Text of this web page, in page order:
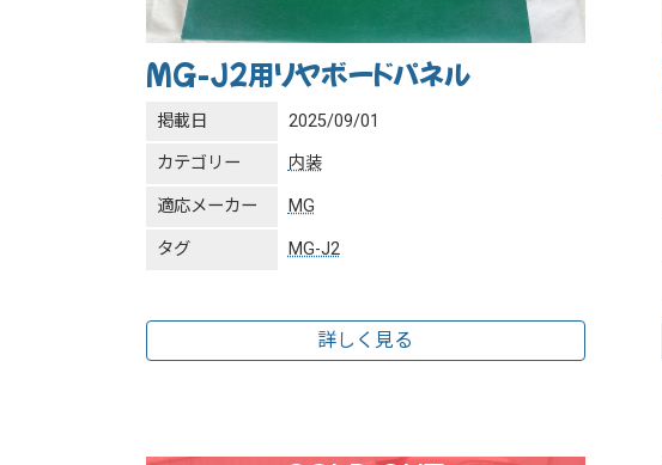
MG-J2用リヤボードパネル
掲載日 2025/09/01
カテゴリー 内装
適応メーカー MG
タグ MG-J2
詳しく見る